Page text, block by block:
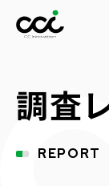
調査
REPORT